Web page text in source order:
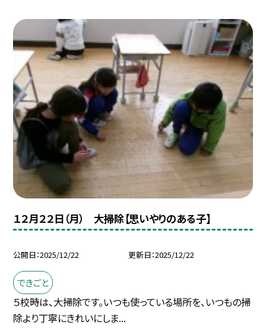
１２月２２日（月） 大掃除【思いやりのある子】
公開日 2025/12/22 更新日 2025/12/22
できごと
５校時は、大掃除です。いつも使っている場所を、いつもの掃
除より丁寧にきれいにしま...